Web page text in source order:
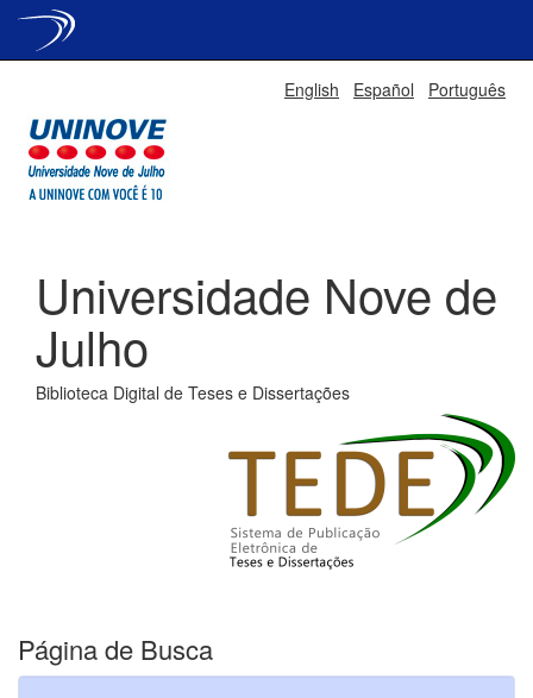
English Español Português
Universidade Nove de
Julho
Biblioteca Digital de Teses e Dissertações
Página de Busca